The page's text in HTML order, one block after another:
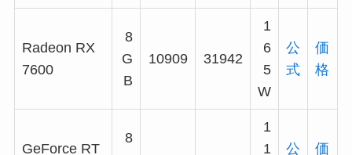
Radeon RX
7600
8
G
B
10909 31942
1
6
5
W
公
式
価
格
GeForce RT
8
1
1
公
価